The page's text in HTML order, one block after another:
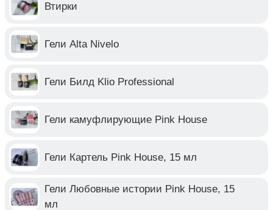
Втирки
Гели Alta Nivelo
Гели Билд Klio Professional
Гели камуфлирующие Pink House
Гели Картель Pink House, 15 мл
Гели Любовные истории Pink House, 15
мл